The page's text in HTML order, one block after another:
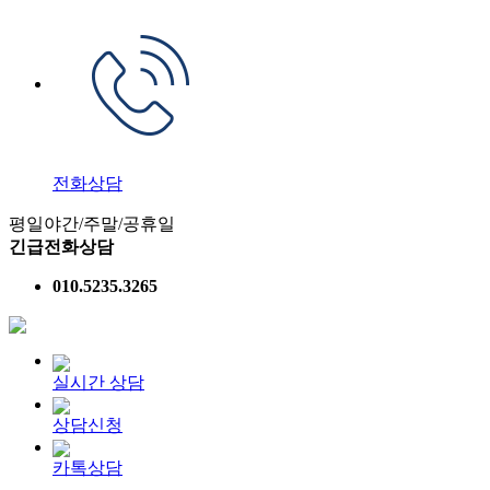
전화상담
평일야간/주말/공휴일
긴급전화상담
010.5235.3265
실시간 상담
상담신청
카톡상담